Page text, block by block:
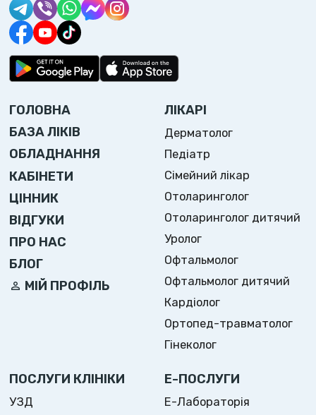
ГОЛОВНА
БАЗА ЛІКІВ
ОБЛАДНАННЯ
КАБІНЕТИ
ЦІННИК
ВІДГУКИ
ПРО НАС
БЛОГ
МІЙ ПРОФІЛЬ
ЛІКАРІ
Дерматолог
Педіатр
Сімейний лікар
Отоларинголог
Отоларинголог дитячий
Уролог
Офтальмолог
Офтальмолог дитячий
Кардіолог
Ортопед-травматолог
Гінеколог
ПОСЛУГИ КЛІНІКИ
УЗД
Е-ПОСЛУГИ
Е-Лабораторія